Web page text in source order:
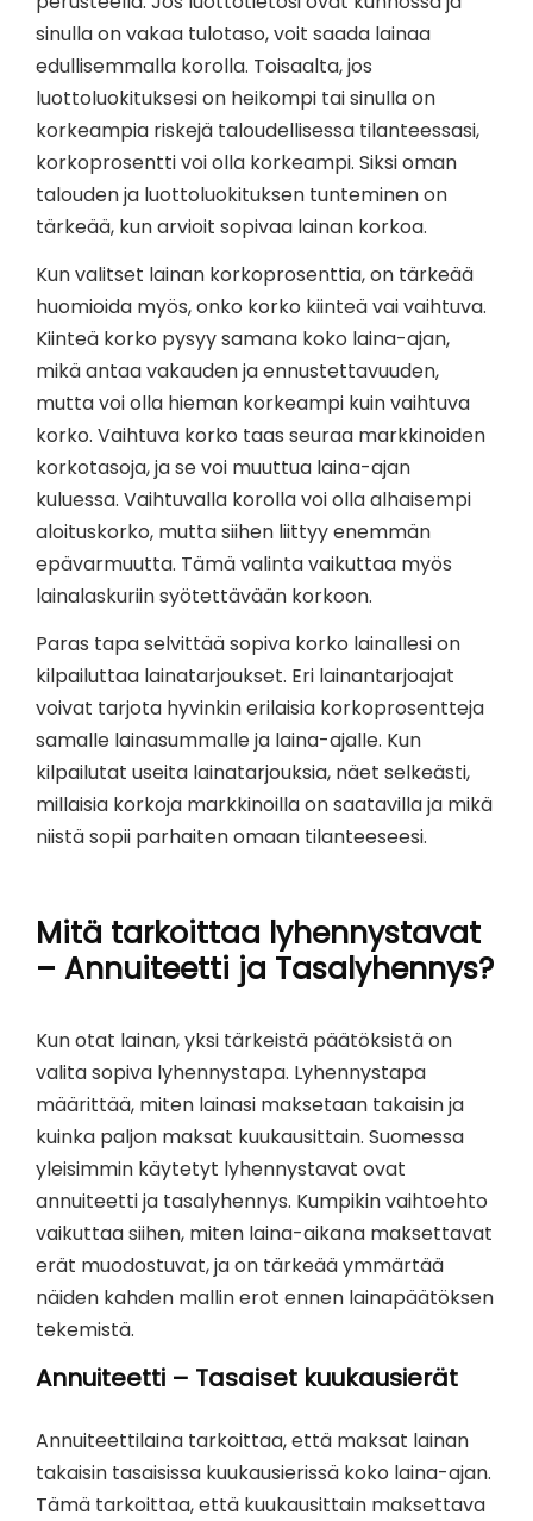
sinulla on vakaa tulotaso, voit saada lainaa
edullisemmalla korolla. Toisaalta, jos
luottoluokituksesi on heikompi tai sinulla on
korkeampia riskejä taloudellisessa tilanteessasi,
korkoprosentti voi olla korkeampi. Siksi oman
talouden ja luottoluokituksen tunteminen on
tärkeää, kun arvioit sopivaa lainan korkoa.
Kun valitset lainan korkoprosenttia, on tärkeää
huomioida myös, onko korko kiinteä vai vaihtuva.
Kiinteä korko pysyy samana koko laina-ajan,
mikä antaa vakauden ja ennustettavuuden,
mutta voi olla hieman korkeampi kuin vaihtuva
korko. Vaihtuva korko taas seuraa markkinoiden
korkotasoja, ja se voi muuttua laina-ajan
kuluessa. Vaihtuvalla korolla voi olla alhaisempi
aloituskorko, mutta siihen liittyy enemmän
epävarmuutta. Tämä valinta vaikuttaa myös
lainalaskuriin syötettävään korkoon.
Paras tapa selvittää sopiva korko lainallesi on
kilpailuttaa lainatarjoukset. Eri lainantarjoajat
voivat tarjota hyvinkin erilaisia korkoprosentteja
samalle lainasummalle ja laina-ajalle. Kun
kilpailutat useita lainatarjouksia, näet selkeästi,
millaisia korkoja markkinoilla on saatavilla ja mikä
niistä sopii parhaiten omaan tilanteeseesi.
Mitä tarkoittaa lyhennystavat
– Annuiteetti ja Tasalyhennys?
Kun otat lainan, yksi tärkeistä päätöksistä on
valita sopiva lyhennystapa. Lyhennystapa
määrittää, miten lainasi maksetaan takaisin ja
kuinka paljon maksat kuukausittain. Suomessa
yleisimmin käytetyt lyhennystavat ovat
annuiteetti ja tasalyhennys. Kumpikin vaihtoehto
vaikuttaa siihen, miten laina-aikana maksettavat
erät muodostuvat, ja on tärkeää ymmärtää
näiden kahden mallin erot ennen lainapäätöksen
tekemistä.
Annuiteetti – Tasaiset kuukausierät
Annuiteettilaina tarkoittaa, että maksat lainan
takaisin tasaisissa kuukausierissä koko laina-ajan.
Tämä tarkoittaa, että kuukausittain maksettava